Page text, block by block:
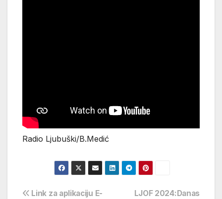
Radio Ljubuški/B.Medić
LJOF 2024:Danas
Link za aplikaciju E-